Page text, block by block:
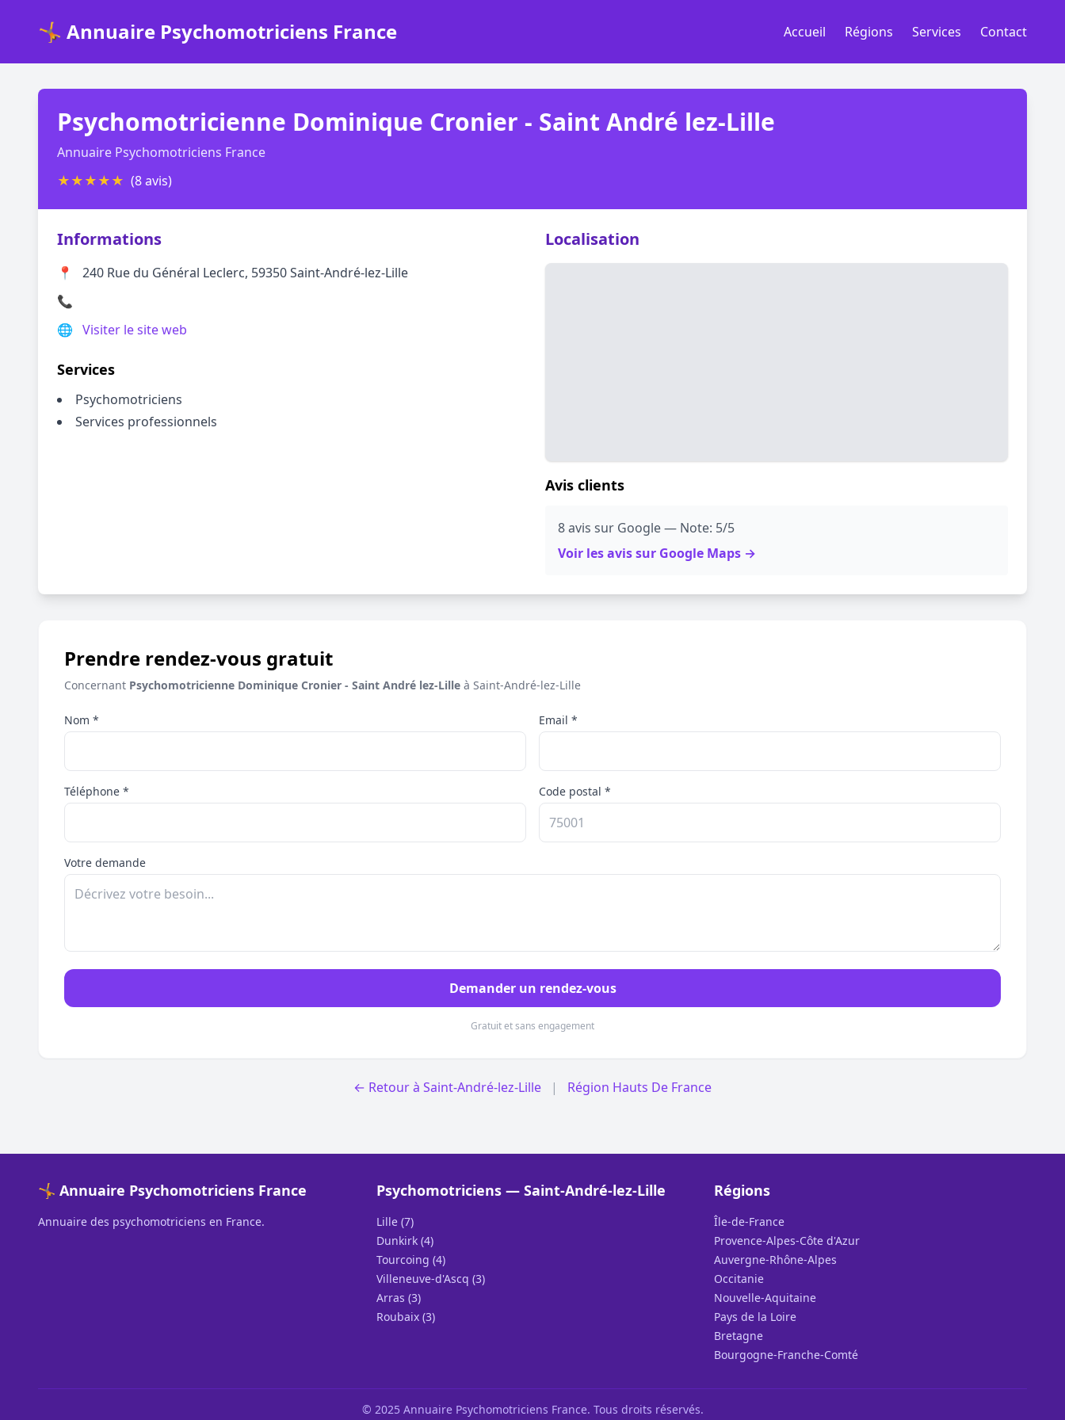
🤸 Annuaire Psychomotriciens France Accueil Régions Services Contact
Psychomotricienne Dominique Cronier - Saint André lez-Lille
Annuaire Psychomotriciens France
★★★★★ (8 avis)
Informations
📍
240 Rue du Général Leclerc, 59350 Saint-André-lez-Lille
📞
🌐 Visiter le site web
Services
Psychomotriciens
Services professionnels
Localisation
Avis clients
8 avis sur Google — Note: 5/5
Voir les avis sur Google Maps →
Prendre rendez-vous gratuit
Concernant Psychomotricienne Dominique Cronier - Saint André lez-Lille à Saint-André-lez-Lille
Nom * Email *
Téléphone * Code postal *
Votre demande
Demander un rendez-vous
Gratuit et sans engagement
← Retour à Saint-André-lez-Lille | Région Hauts De France
🤸 Annuaire Psychomotriciens France
Annuaire des psychomotriciens en France.
Psychomotriciens — Saint-André-lez-Lille
Lille (7)
Dunkirk (4)
Tourcoing (4)
Villeneuve-d'Ascq (3)
Arras (3)
Roubaix (3)
Régions
Île-de-France
Provence-Alpes-Côte d'Azur
Auvergne-Rhône-Alpes
Occitanie
Nouvelle-Aquitaine
Pays de la Loire
Bretagne
Bourgogne-Franche-Comté
© 2025 Annuaire Psychomotriciens France. Tous droits réservés.